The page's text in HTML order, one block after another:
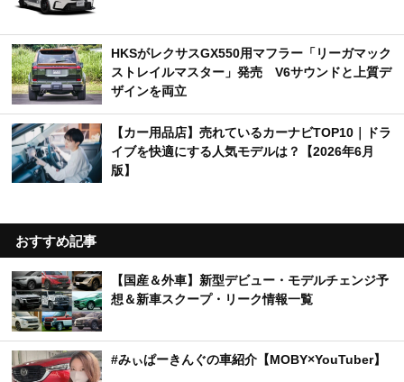
HKSがレクサスGX550用マフラー「リーガマック
ストレイルマスター」発売 V6サウンドと上質デ
ザインを両立
【カー用品店】売れているカーナビTOP10｜ドラ
イブを快適にする人気モデルは？【2026年6月
版】
おすすめ記事
【国産＆外車】新型デビュー・モデルチェンジ予
想＆新車スクープ・リーク情報一覧
#みぃぱーきんぐの車紹介【MOBY×YouTuber】